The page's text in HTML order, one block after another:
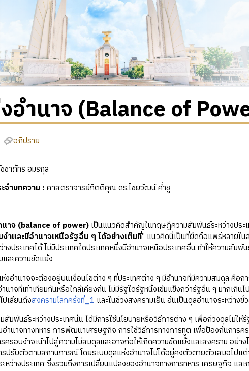
อำนาจ (Balance of
อภิปราย
าภัทร อมรกุล
ำบทความ : ศาสตราจารย์กิตติคุณ ดร.ไชยวัฒน์ ค้ำชู
าจ (balance of power)เป็นแนวคิดสำคัญในทฤษฎีความสัมพันธ์ระหว่างประ
ำและมีอำนาจเหนือรัฐอื่น ๆ ได้อย่างเต็มที่” แนวคิดนี้เป็นที่ยึดถือแพร่หลายใ
งประเทศได้ ไม่มีประเทศใดประเทศหนึ่งมีอำนาจเหนือประเทศอื่น ทำให้ความสัม
ละความขัดแย้ง
นาจจะต้องอยู่บนเงื่อนไขต่าง ๆ ที่ประเทศต่าง ๆ มีอำนาจที่มีความสมดุล คือก
าจที่เท่าเทียมกันหรือใกล้เคียงกัน ไม่มีรัฐใดรัฐหนึ่งเข้มแข็งกว่ารัฐอื่น ๆ มากเกิน
เลียนถึงสงครามโลกครั้งที่_1 และในช่วงสงครามเย็น อันเป็นดุลอำนาจระหว่าง
นธ์ระหว่างประเทศนั้น ได้มีการใช้นโยบายหรือวิธีการต่าง ๆ เพื่อถ่วงดุลไม่ให้
ำนาจทางทหาร การพัฒนาเศรษฐกิจ การใช้วิธีการทางการทูต เพื่อป้องกันการค
รครอบงำจะนำไปสู่ความไม่สมดุลและอาจก่อให้เกิดความขัดแย้งและสงคราม อย่
ปรับตัวตามสถานการณ์ โดยระบบดุลแห่งอำนาจไม่ได้อยู่คงตัวตายตัวเสมอไปแ
ว่างประเทศ ซึ่งรวมถึงการเปลี่ยนแปลงของอำนาจทางการทหาร เศรษฐกิจ และ